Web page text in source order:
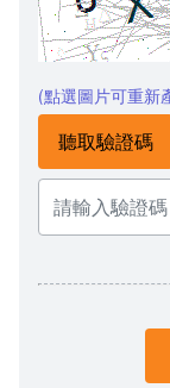
(點選圖片可重新
聽取驗證碼